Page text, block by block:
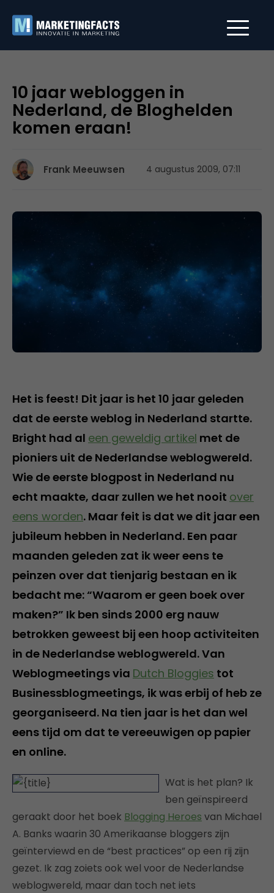
10 jaar webloggen in
Nederland, de Bloghelden
komen eraan!
Frank Meeuwsen 4 augustus 2009, 07:11
Het is feest! Dit jaar is het 10 jaar geleden
dat de eerste weblog in Nederland startte.
Bright had al een geweldig artikel met de
pioniers uit de Nederlandse weblogwereld.
Wie de eerste blogpost in Nederland nu
echt maakte, daar zullen we het nooit over
eens worden. Maar feit is dat we dit jaar een
jubileum hebben in Nederland. Een paar
maanden geleden zat ik weer eens te
peinzen over dat tienjarig bestaan en ik
bedacht me: “Waarom er geen boek over
maken?” Ik ben sinds 2000 erg nauw
betrokken geweest bij een hoop activiteiten
in de Nederlandse weblogwereld. Van
Weblogmeetings via Dutch Bloggies tot
Businessblogmeetings, ik was erbij of heb ze
georganiseerd. Na tien jaar is het dan wel
eens tijd om dat te vereeuwigen op papier
en online.
Wat is het plan? Ik
ben geïnspireerd
geraakt door het boek Blogging Heroes van Michael
A. Banks waarin 30 Amerikaanse bloggers zijn
geïnterviewd en de “best practices” op een rij zijn
gezet. Ik zag zoiets ook wel voor de Nederlandse
weblogwereld, maar dan toch net iets